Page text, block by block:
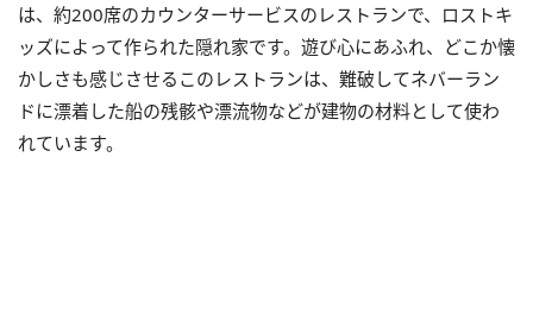
は、約200席のカウンターサービスのレストランで、ロストキ
ッズによって作られた隠れ家です。遊び心にあふれ、どこか懐
かしさも感じさせるこのレストランは、難破してネバーラン
ドに漂着した船の残骸や漂流物などが建物の材料として使わ
れています。